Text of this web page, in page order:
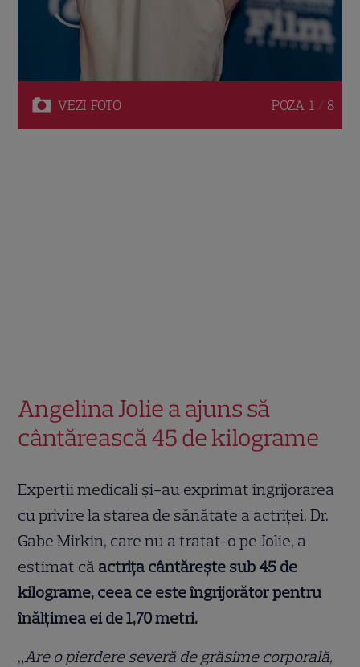
VEZI FOTO POZA 1 / 8
Angelina Jolie a ajuns să
cântărească 45 de kilograme
Experții medicali și-au exprimat îngrijorarea
cu privire la starea de sănătate a actriței. Dr.
Gabe Mirkin, care nu a tratat-o pe Jolie, a
estimat că actrița cântărește sub 45 de
kilograme, ceea ce este îngrijorător pentru
înălțimea ei de 1,70 metri.
„Are o pierdere severă de grăsime corporală,